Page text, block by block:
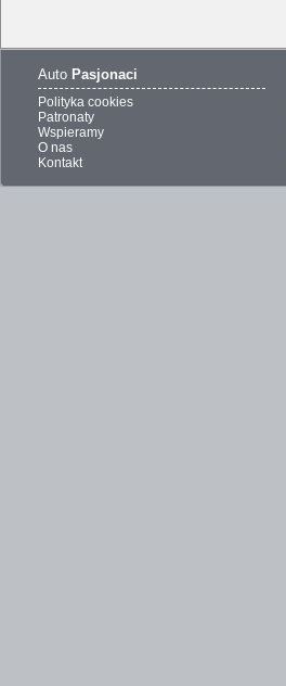
Auto Pasjonaci
Polityka cookies
Patronaty
Wspieramy
O nas
Kontakt